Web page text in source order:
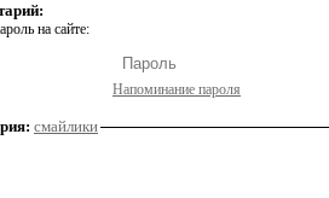
на сайте:
Напоминание пароля
смайлики